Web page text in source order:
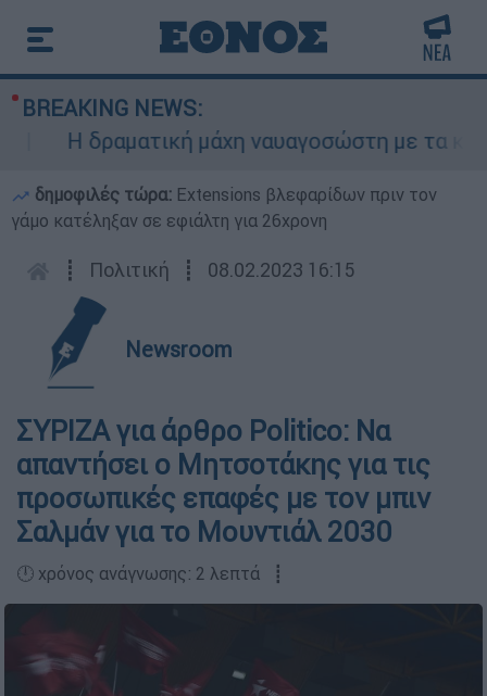
BREAKING NEWS:
Η δραματική μάχη ναυαγοσώστη με τα
δημοφιλές τώρα: Extensions βλεφαρίδων πριν τον
γάμο κατέληξαν σε εφιάλτη για 26χρονη
┋ Πολιτική ┋ 08.02.2023 16:15
Newsroom
ΣΥΡΙΖΑ για άρθρο Politico: Να
απαντήσει ο Μητσοτάκης για τις
προσωπικές επαφές με τον μπιν
Σαλμάν για το Μουντιάλ 2030
🕛 χρόνος ανάγνωσης: 2 λεπτά ┋